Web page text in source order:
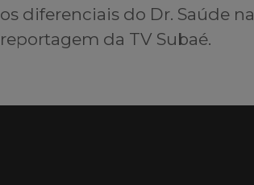
os diferenciais do Dr. Saúde na
reportagem da TV Subaé.